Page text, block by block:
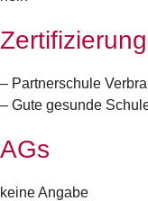
– Partnerschule
– Gute gesunde
AGs
keine Angabe